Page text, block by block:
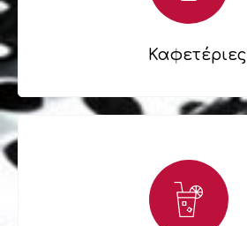
Καφετέριες